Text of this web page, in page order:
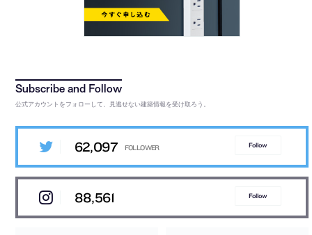
公式アカウントをフォローして、見逃せない建築情報を受け取ろう。
62,097 Follow
88,561 Follow